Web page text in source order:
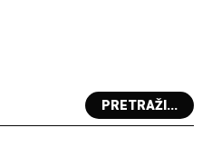
PRETRAŽI...